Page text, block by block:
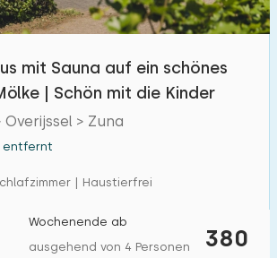
im Park 22
Mobilität
mit Sauna auf ein schönes
| Schön mit die Kinder
> Zuna
entfernt
| Haustierfrei
380
Wochenende ab
ausgehend von 4 Personen